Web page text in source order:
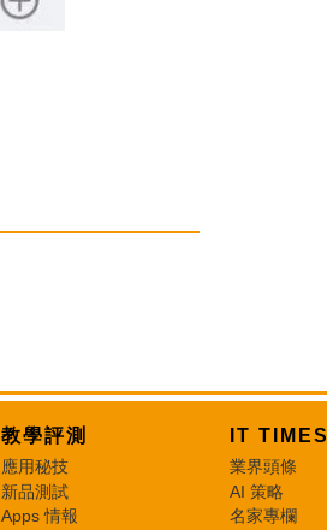
教學評測
應用秘技
新品測試
Apps 情報
IT TIMES
業界頭條
AI 策略
名家專欄